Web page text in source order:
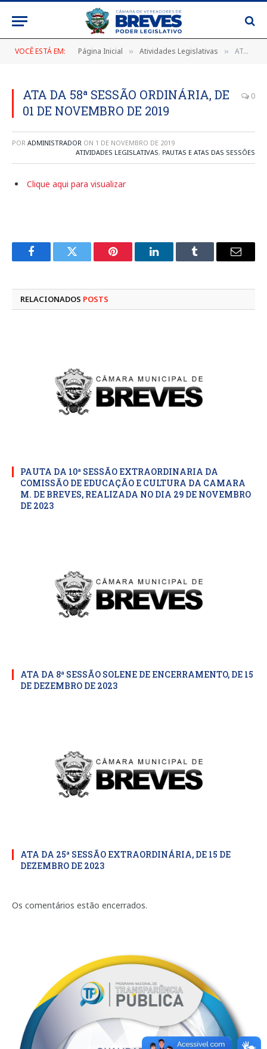
VOCÊ ESTÁ EM: Página Inicial » Atividades Legislativas » ATA DA 58ª SESSÃO ORDINÁRIA, DE 01 DE NOVEMBRO DE 2019
ATA DA 58ª SESSÃO ORDINÁRIA, DE
01 DE NOVEMBRO DE 2019
0
POR ADMINISTRADOR ON 1 DE NOVEMBRO DE 2019
ATIVIDADES LEGISLATIVAS, PAUTAS E ATAS DAS SESSÕES
Clique aqui para visualizar
FacebookTwitter Pinterest LinkedInTumblr
E-
RELACIONADOS POSTS
PAUTA DA 10ª SESSÃO EXTRAORDINARIA DA
COMISSÃO DE EDUCAÇÃO E CULTURA DA CAMARA
M. DE BREVES, REALIZADA NO DIA 29 DE NOVEMBRO
DE 2023
ATA DA 8ª SESSÃO SOLENE DE ENCERRAMENTO, DE 15
DE DEZEMBRO DE 2023
ATA DA 25ª SESSÃO EXTRAORDINÁRIA, DE 15 DE
DEZEMBRO DE 2023
Os comentários estão encerrados.